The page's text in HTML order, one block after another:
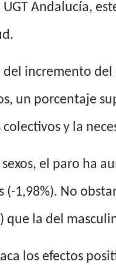
UGT Andalucía,
incremento
un porcentaje
y la
el paro ha
(-1,98%). No
que la del
los efectos